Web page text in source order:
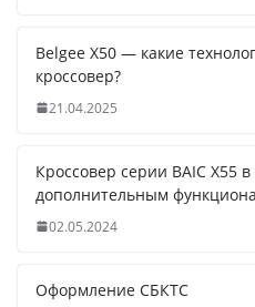
Belgee X50 — какие
кроссовер?
21.04.2025
Кроссовер серии BAIC X55
дополнительным
02.05.2024
Оформление СБКТС